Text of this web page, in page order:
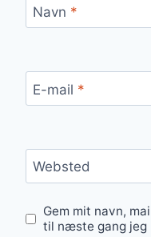
Navn *
E-mail *
Websted
Gem mit navn,
til næste gang jeg